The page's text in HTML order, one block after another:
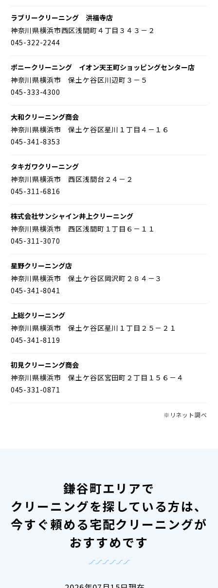
ラブリークリーニング 洪福寺店
神奈川県横浜市西区浅間町４丁目３４３－２
045-322-2244
ポニークリーニング イオン天王町ショッピングセンター店
神奈川県横浜市 保土ケ谷区川辺町３－５
045-333-4300
大和クリーニング商会
神奈川県横浜市 保土ケ谷区星川１丁目４－１６
045-341-8353
タキガワクリーニング
神奈川県横浜市 西区浅間台２４－２
045-311-6816
株式会社サンシャイン井上クリーニング
神奈川県横浜市 西区浅間町１丁目６－１１
045-311-3070
星野クリーニング店
神奈川県横浜市 保土ケ谷区岡沢町２８４－３
045-341-8041
上総クリーニング
神奈川県横浜市 保土ケ谷区星川１丁目２５－２１
045-341-8119
初見クリーニング商会
神奈川県横浜市 保土ケ谷区宮田町２丁目１５６－４
045-331-0871
※リネット調べ
鎌谷町エリアで
クリーニングを探している方は、
今すぐ頼める宅配クリーニングが
おすすめです